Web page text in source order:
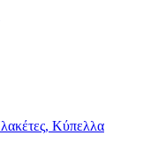
Κύπελλα